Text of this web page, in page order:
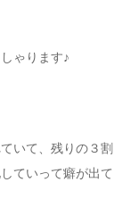
ゃります♪
いて、残りの３割
ていって癖が出て